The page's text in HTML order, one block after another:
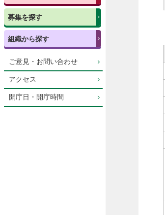
募集を探す
組織から探す
ご意見・お問い合わせ
アクセス
開庁日・開庁時間